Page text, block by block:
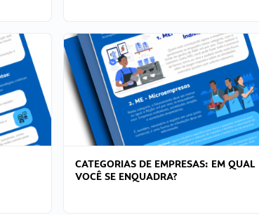
CATEGORIAS DE EMPRESAS: EM QUAL
VOCÊ SE ENQUADRA?